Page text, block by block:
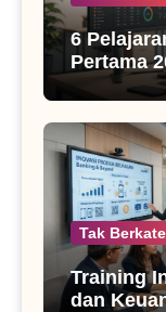
6
Pertama
Tak
Training
dan